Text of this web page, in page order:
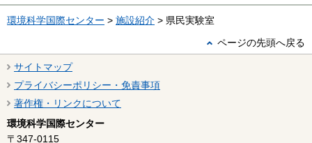
環境科学国際センター > 施設紹介 > 県民実験室
ページの先頭へ戻る
サイトマップ
プライバシーポリシー・免責事項
著作権・リンクについて
環境科学国際センター
〒347-0115